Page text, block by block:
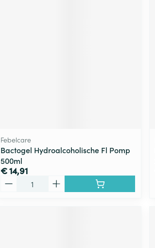
Febelcare
Bactogel Hydroalcoholische Fl Pomp
500ml
€ 14,91